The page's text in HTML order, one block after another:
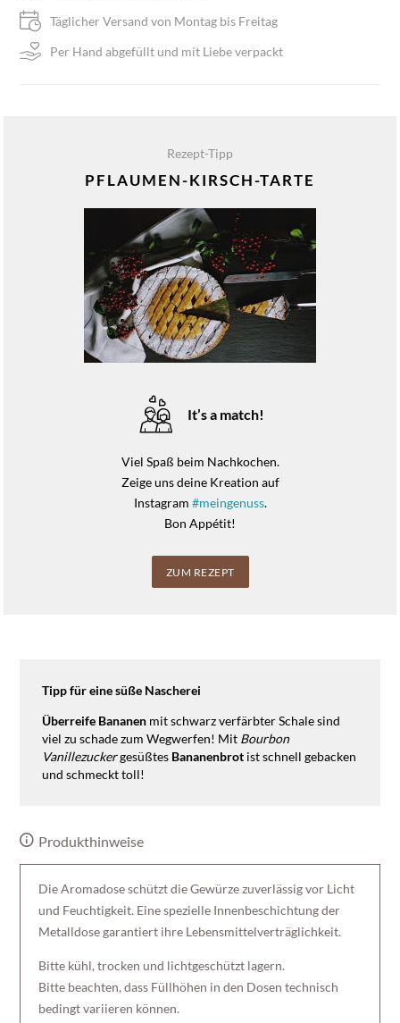
Täglicher Versand von Montag bis Freitag
Per Hand abgefüllt und mit Liebe verpackt
Rezept-Tipp
PFLAUMEN-KIRSCH-TARTE
It’s a match!
Viel Spaß beim Nachkochen.
Zeige uns deine Kreation auf
Instagram #meingenuss.
Bon Appétit!
ZUM REZEPT
Tipp für eine süße Nascherei
Überreife Bananen mit schwarz verfärbter Schale sind
viel zu schade zum Wegwerfen! Mit Bourbon
Vanillezuckergesüßtes Bananenbrot ist schnell gebacken
und schmeckt toll!
Produkthinweise
Die Aromadose schützt die Gewürze zuverlässig vor Licht
und Feuchtigkeit. Eine spezielle Innenbeschichtung der
Metalldose garantiert ihre Lebensmittelverträglichkeit.
Bitte kühl, trocken und lichtgeschützt lagern.
Bitte beachten, dass Füllhöhen in den Dosen technisch
bedingt variieren können.